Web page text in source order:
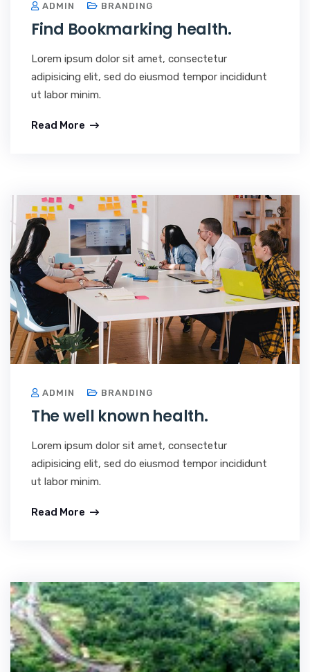
ADMIN BRANDING
Find Bookmarking health.
Lorem ipsum dolor sit amet, consectetur
adipisicing elit, sed do eiusmod tempor incididunt
ut labor minim.
Read More
ADMIN BRANDING
The well known health.
Lorem ipsum dolor sit amet, consectetur
adipisicing elit, sed do eiusmod tempor incididunt
ut labor minim.
Read More